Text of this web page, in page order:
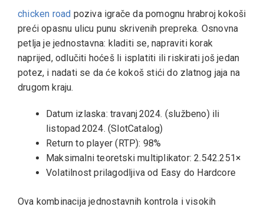
chicken road poziva igrače da pomognu hrabroj kokoši
preći opasnu ulicu punu skrivenih prepreka. Osnovna
petlja je jednostavna: kladiti se, napraviti korak
naprijed, odlučiti hoćeš li isplatiti ili riskirati još jedan
potez, i nadati se da će kokoš stići do zlatnog jaja na
drugom kraju.
Datum izlaska: travanj 2024. (službeno) ili
listopad 2024. (SlotCatalog)
Return to player (RTP): 98%
Maksimalni teoretski multiplikator: 2.542.251×
Volatilnost prilagodljiva od Easy do Hardcore
Ova kombinacija jednostavnih kontrola i visokih